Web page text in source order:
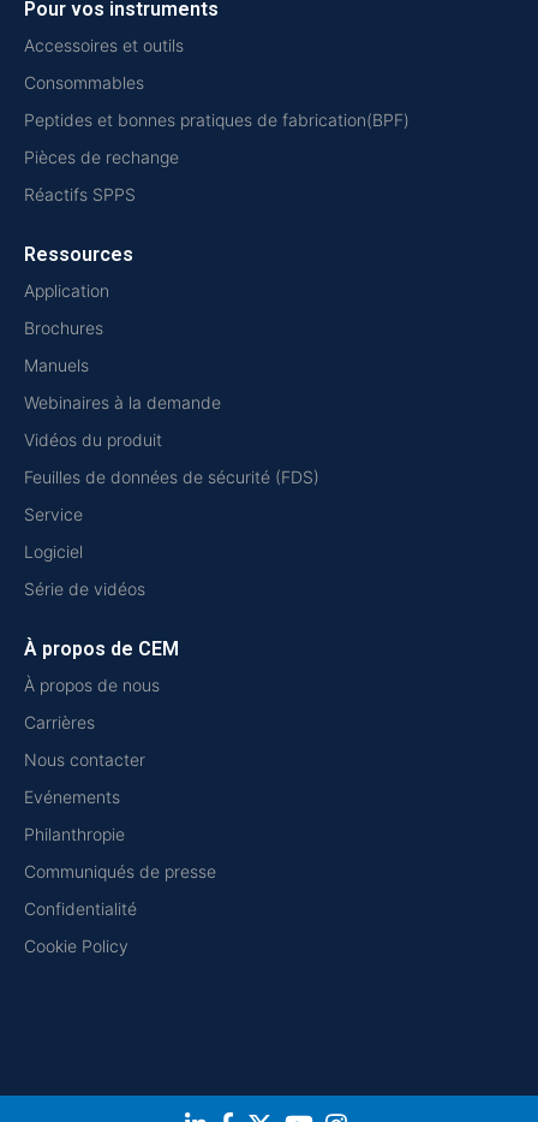
Pour vos instruments
Accessoires et outils
Consommables
Peptides et bonnes pratiques de fabrication(BPF)
Pièces de rechange
Réactifs SPPS
Ressources
Application
Brochures
Manuels
Webinaires à la demande
Vidéos du produit
Feuilles de données de sécurité (FDS)
Service
Logiciel
Série de vidéos
À propos de CEM
À propos de nous
Carrières
Nous contacter
Evénements
Philanthropie
Communiqués de presse
Confidentialité
Cookie Policy